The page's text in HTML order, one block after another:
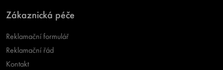
Zákaznická péče
Reklamační formulář
Reklamační řád
Kontakt